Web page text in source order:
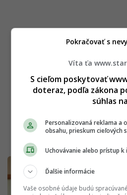
Víta ťa
S cieľom poskytovať
doteraz, podľa zákona
súhlas
Personalizovaná reklama a
obsahu, prieskum cieľových
Uchovávanie alebo prístup
Ďalšie informácie
Vaše osobné údaje budú
Pokračovať s